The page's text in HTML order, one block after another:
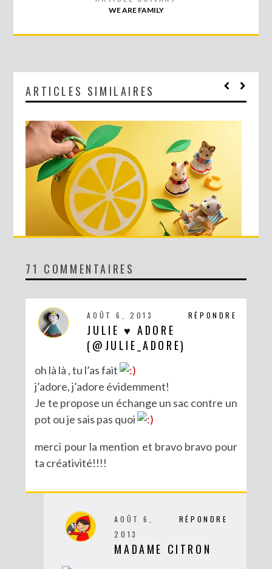
WE ARE FAMILY
ARTICLES SIMILAIRES
DIY : MA VALISETTE CITRON
71 COMMENTAIRES
RÉPONDRE
AOÛT 6, 2013
JULIE ♥ ADORE
(@JULIE_ADORE)
oh là là , tu l’as fait
j’adore, j’adore évidemment!
Je te propose un échange un sac contre un
pot ou je sais pas quoi
merci pour la mention et bravo bravo pour
ta créativité!!!!
RÉPONDRE
AOÛT 6,
2013
MADAME CITRON